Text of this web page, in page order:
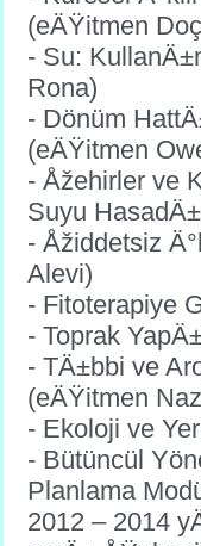
(eÄŸitmen
- Su:
Rona)
- Dönüm
(eÄŸitmen
- Åžehirler ve
Suyu
- Åžiddetsiz
Alevi)
- Fitoterapiye
- Toprak
- TÄ±bbi ve
(eÄŸitmen
- Ekoloji ve
- Bütüncül
Planlama
2012 – 2014